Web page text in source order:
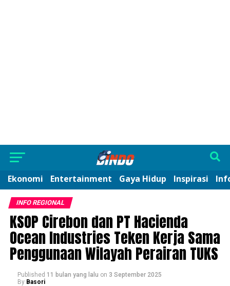
Ekonomi Entertainment Gaya Hidup Inspirasi
INFO REGIONAL
KSOP Cirebon dan PT Hacienda
Ocean Industries Teken Kerja Sama
Penggunaan Wilayah Perairan TUKS
Published 11 bulan yang lalu on 3 September 2025
By Basori